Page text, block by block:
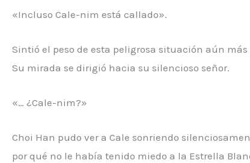
«Incluso Cale-nim está callado».
Sintió el peso de esta peligrosa situación aún
Su mirada se dirigió hacia su silencioso señor.
«… ¿Cale-nim?»
Choi Han pudo ver a Cale sonriendo
por qué no le había tenido miedo a la Estrella